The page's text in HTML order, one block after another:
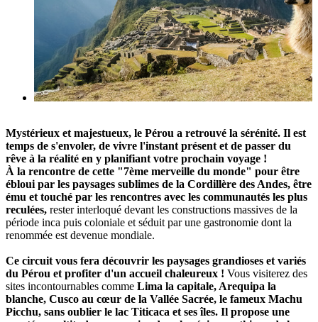
Mystérieux et majestueux, le Pérou a retrouvé la sérénité. Il est
temps de s'envoler, de vivre l'instant présent et de passer du
rêve à la réalité en y planifiant votre prochain voyage !
À la rencontre de cette "7ème merveille du monde" pour être
ébloui par les paysages sublimes de la Cordillère des Andes, être
ému et touché par les rencontres avec les communautés les plus
reculées, rester interloqué devant les constructions massives de la
période inca puis coloniale et séduit par une gastronomie dont la
renommée est devenue mondiale.
Ce circuit vous fera découvrir les paysages grandioses et variés
du Pérou et profiter d'un accueil chaleureux ! Vous visiterez des
sites incontournables comme Lima la capitale, Arequipa la
blanche, Cusco au cœur de la Vallée Sacrée, le fameux Machu
Picchu, sans oublier le lac Titicaca et ses îles. Il propose une